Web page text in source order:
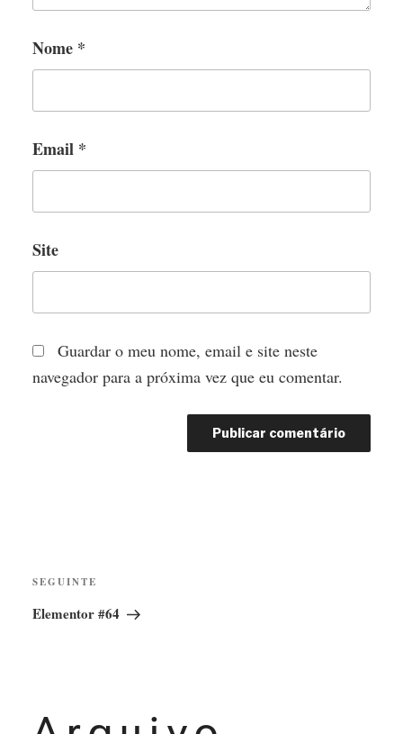
Nome *
Email *
Site
Guardar o meu nome, email e site neste
navegador para a próxima vez que eu comentar.
SEGUINTE
Elementor #64